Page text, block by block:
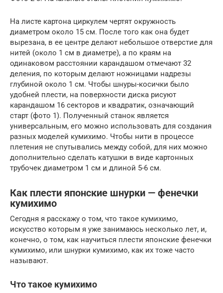
На листе картона циркулем чертят окружность
диаметром около 15 см. После того как она будет
вырезана, в ее центре делают небольшое отверстие для
нитей (около 1 см в диаметре), а по краям на
одинаковом расстоянии карандашом отмечают 32
деления, по которым делают ножницами надрезы
глубиной около 1 см. Чтобы шнуры-косички было
удобней плести, на поверхности диска рисуют
карандашом 16 секторов и квадратик, означающий
старт (фото 1). Полученный станок является
универсальным, его можно использовать для создания
разных моделей кумихимо. Чтобы нити в процессе
плетения не спутывались между собой, для них можно
дополнительно сделать катушки в виде картонных
трубочек диаметром 1 см и длиной 5-6 см.
Как плести японские шнурки — фенечки
кумихимо
Сегодня я расскажу о том, что такое кумихимо,
искусство которым я уже занимаюсь несколько лет, и,
конечно, о том, как научиться плести японские фенечки
кумихимо, или шнурки кумихимо, как их тоже часто
называют.
Что такое кумихимо